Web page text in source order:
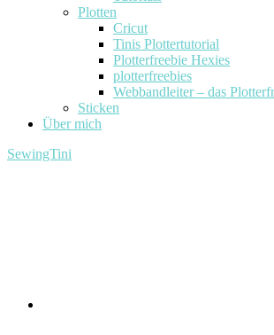
Plotten
Cricut
Tinis Plottertutorial
Plotterfreebie Hexies
plotterfreebies
Webbandleiter – das
Sticken
Über mich
SewingTini